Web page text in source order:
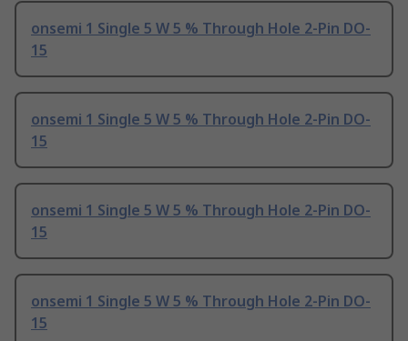
onsemi 1 Single 5 W 5 % Through Hole 2-Pin DO-
15
onsemi 1 Single 5 W 5 % Through Hole 2-Pin DO-
15
onsemi 1 Single 5 W 5 % Through Hole 2-Pin DO-
15
onsemi 1 Single 5 W 5 % Through Hole 2-Pin DO-
15